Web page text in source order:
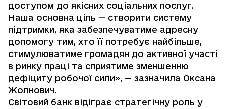
доступом до якісних соціальних послуг.
Наша основна ціль — створити систему
підтримки, яка забезпечуватиме адресну
допомогу тим, хто її потребує найбільше,
стимулюватиме громадян до активної участі
в ринку праці та сприятиме зменшенню
дефіциту робочої сили», — зазначила Оксана
Жолнович.
Світовий банк відіграє стратегічну роль у